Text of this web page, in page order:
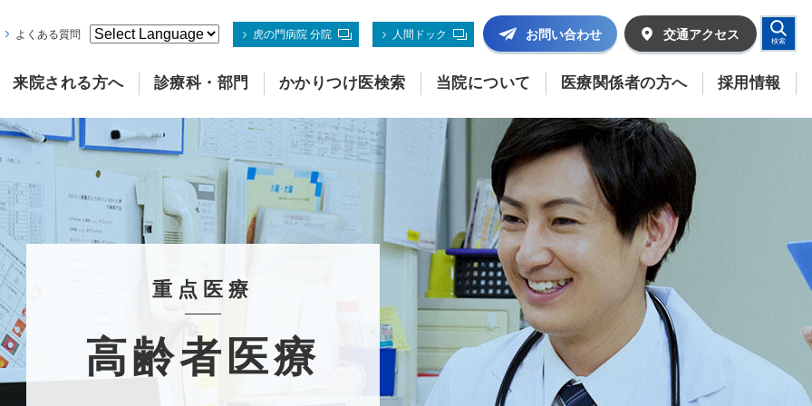
お問い合わせ 交通アクセス 検索
よくある質問 虎の門病院 分院 人間ドック
来院される方へ 診療科・部門 かかりつけ医検索 当院について 医療関係者の方へ 採用情報
重点医療
高齢者医療